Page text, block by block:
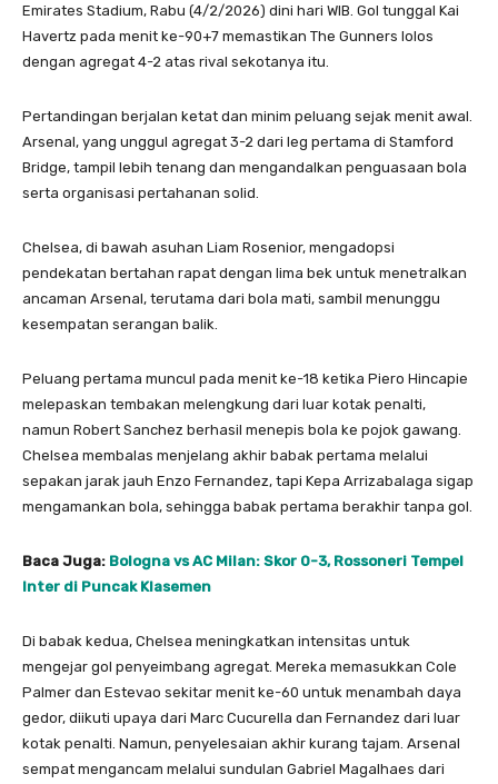
Emirates Stadium, Rabu (4/2/2026) dini hari WIB. Gol tunggal Kai
Havertz pada menit ke-90+7 memastikan The Gunners lolos
dengan agregat 4-2 atas rival sekotanya itu.
Pertandingan berjalan ketat dan minim peluang sejak menit awal.
Arsenal, yang unggul agregat 3-2 dari leg pertama di Stamford
Bridge, tampil lebih tenang dan mengandalkan penguasaan bola
serta organisasi pertahanan solid.
Chelsea, di bawah asuhan Liam Rosenior, mengadopsi
pendekatan bertahan rapat dengan lima bek untuk menetralkan
ancaman Arsenal, terutama dari bola mati, sambil menunggu
kesempatan serangan balik.
Peluang pertama muncul pada menit ke-18 ketika Piero Hincapie
melepaskan tembakan melengkung dari luar kotak penalti,
namun Robert Sanchez berhasil menepis bola ke pojok gawang.
Chelsea membalas menjelang akhir babak pertama melalui
sepakan jarak jauh Enzo Fernandez, tapi Kepa Arrizabalaga sigap
mengamankan bola, sehingga babak pertama berakhir tanpa gol.
Baca Juga: Bologna vs AC Milan: Skor 0-3, Rossoneri Tempel
Inter di Puncak Klasemen
Di babak kedua, Chelsea meningkatkan intensitas untuk
mengejar gol penyeimbang agregat. Mereka memasukkan Cole
Palmer dan Estevao sekitar menit ke-60 untuk menambah daya
gedor, diikuti upaya dari Marc Cucurella dan Fernandez dari luar
kotak penalti. Namun, penyelesaian akhir kurang tajam. Arsenal
sempat mengancam melalui sundulan Gabriel Magalhaes dari